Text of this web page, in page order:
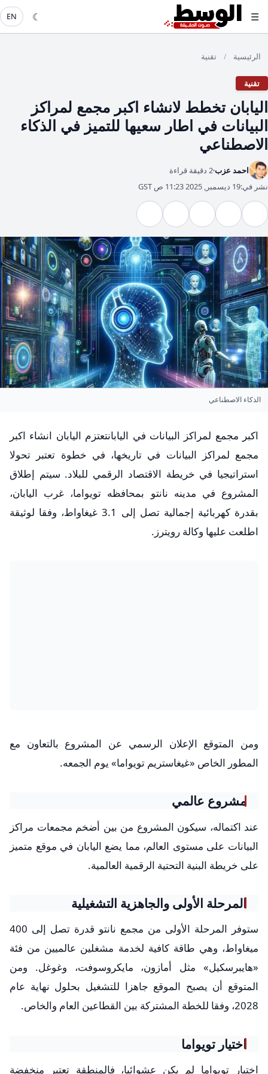
☰
☾
EN
الرئيسية / تقنية
تقنية
اليابان تخطط لانشاء اكبر مجمع لمراكز
البيانات في اطار سعيها للتميز في الذكاء
الاصطناعي
احمد عزب2 دقيقة قراءة
نشر في:19 ديسمبر, 2025 11:23 ص GST
الذكاء الاصطناعي
اكبر مجمع لمراكز البيانات في اليابانتعتزم اليابان انشاء اكبر
مجمع لمراكز البيانات في تاريخها، في خطوة تعتبر تحولا
استراتيجيا في خريطة الاقتصاد الرقمي للبلاد. سيتم إطلاق
المشروع في مدينه نانتو بمحافظه تويواما، غرب اليابان،
بقدرة كهربائية إجمالية تصل إلى 3.1 غيغاواط، وفقا لوثيقة
اطلعت عليها وكالة رويترز.
ومن المتوقع الإعلان الرسمي عن المشروع بالتعاون مع
المطور الخاص «غيغاستريم تويواما» يوم الجمعه.
مشروع عالمي
عند اكتماله، سيكون المشروع من بين أضخم مجمعات مراكز
البيانات على مستوى العالم، مما يضع اليابان في موقع متميز
على خريطة البنية التحتية الرقمية العالمية.
المرحلة الأولى والجاهزية التشغيلية
ستوفر المرحلة الأولى من مجمع نانتو قدرة تصل إلى 400
ميغاواط، وهي طاقة كافية لخدمة مشغلين عالميين من فئة
«هايبرسكيل» مثل أمازون، مايكروسوفت، وغوغل. ومن
المتوقع أن يصبح الموقع جاهزا للتشغيل بحلول نهاية عام
2028، وفقا للخطة المشتركة بين القطاعين العام والخاص.
اختيار تويواما
اختيار تويواما لم يكن عشوائيا، فالمنطقة تعتبر منخفضة